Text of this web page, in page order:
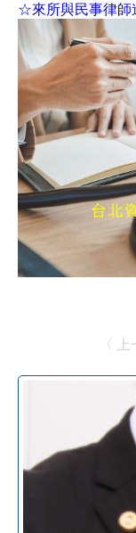
☆來所與民事律師
〈 上